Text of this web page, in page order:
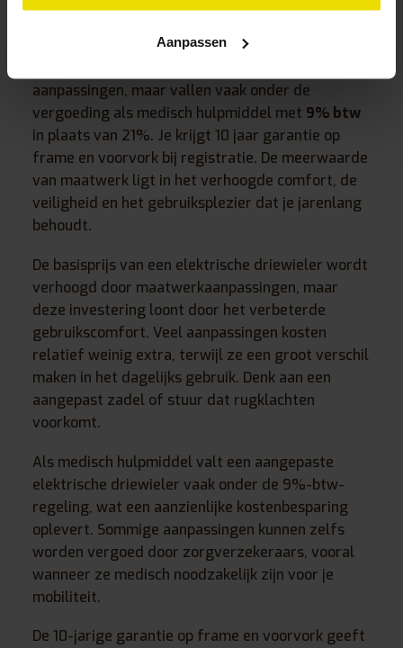
Aanpassen
De kosten voor een elektrische driewieler op maat
aanpassingen, maar vallen vaak onder de
vergoeding als medisch hulpmiddel met 9% btw
in plaats van 21%. Je krijgt 10 jaar garantie op
frame en voorvork bij registratie. De meerwaarde
van maatwerk ligt in het verhoogde comfort, de
veiligheid en het gebruiksplezier dat je jarenlang
behoudt.
De basisprijs van een elektrische driewieler wordt
verhoogd door maatwerkaanpassingen, maar
deze investering loont door het verbeterde
gebruikscomfort. Veel aanpassingen kosten
relatief weinig extra, terwijl ze een groot verschil
maken in het dagelijks gebruik. Denk aan een
aangepast zadel of stuur dat rugklachten
voorkomt.
Als medisch hulpmiddel valt een aangepaste
elektrische driewieler vaak onder de 9%-btw-
regeling, wat een aanzienlijke kostenbesparing
oplevert. Sommige aanpassingen kunnen zelfs
worden vergoed door zorgverzekeraars, vooral
wanneer ze medisch noodzakelijk zijn voor je
mobiliteit.
De 10-jarige garantie op frame en voorvork geeft